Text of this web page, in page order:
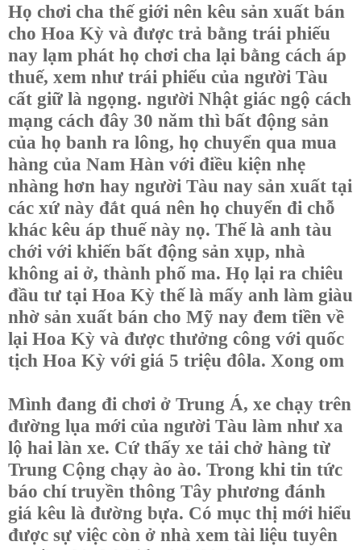
Họ chơi cha thế giới nên kêu sản xuất bán
cho Hoa Kỳ và được trả bằng trái phiếu
nay lạm phát họ chơi cha lại bằng cách áp
thuế, xem như trái phiếu của người Tàu
cất giữ là ngọng. người Nhật giác ngộ cách
mạng cách đây 30 năm thì bất động sản
của họ banh ra lông, họ chuyển qua mua
hàng của Nam Hàn với điều kiện nhẹ
nhàng hơn hay người Tàu nay sản xuất tại
các xứ này đắt quá nên họ chuyển đi chỗ
khác kêu áp thuế này nọ. Thế là anh tàu
chới với khiến bất động sản xụp, nhà
không ai ở, thành phố ma. Họ lại ra chiêu
đầu tư tại Hoa Kỳ thế là mấy anh làm giàu
nhờ sản xuất bán cho Mỹ nay đem tiền về
lại Hoa Kỳ và được thưởng công với quốc
tịch Hoa Kỳ với giá 5 triệu đôla. Xong om
Mình đang đi chơi ở Trung Á, xe chạy trên
đường lụa mới của người Tàu làm như xa
lộ hai làn xe. Cứ thấy xe tải chở hàng từ
Trung Cộng chạy ào ào. Trong khi tin tức
báo chí truyền thông Tây phương đánh
giá kêu là đường bựa. Có mục thị mới hiểu
được sự việc còn ở nhà xem tài liệu tuyên